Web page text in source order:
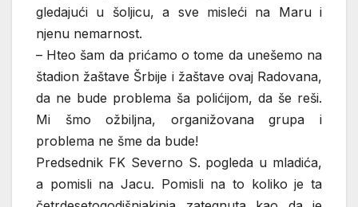
gledajući u šoljicu, a sve misleći na Maru i
njenu nemarnost.
– Hteo šam da prićamo o tome da unešemo na
štadion žaštave Šrbije i žaštave ovaj Radovana,
da ne bude problema ša polićijom, da še reši.
Mi šmo ožbiljna, organižovana grupa i
problema ne šme da bude!
Predsednik FK Severno S. pogleda u mladića,
a pomisli na Jacu. Pomisli na to koliko je ta